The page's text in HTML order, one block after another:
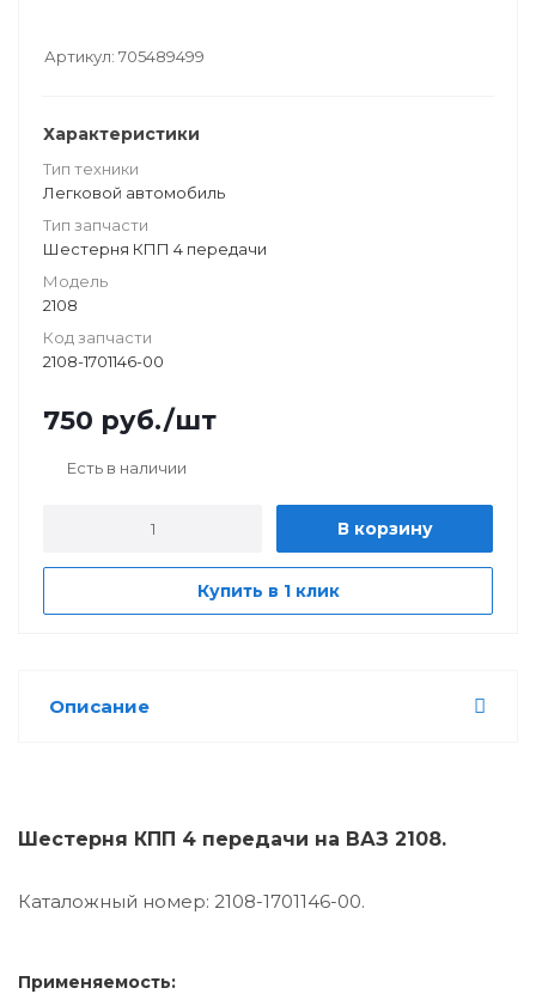
Артикул: 705489499
Характеристики
Тип техники
Легковой автомобиль
Тип запчасти
Шестерня КПП 4 передачи
Модель
2108
Код запчасти
2108-1701146-00
750 руб./шт
Есть в наличии
В корзину
Купить в 1 клик
Описание
Шестерня КПП 4 передачи на ВАЗ 2108.
Каталожный номер: 2108-1701146-00.
Применяемость: